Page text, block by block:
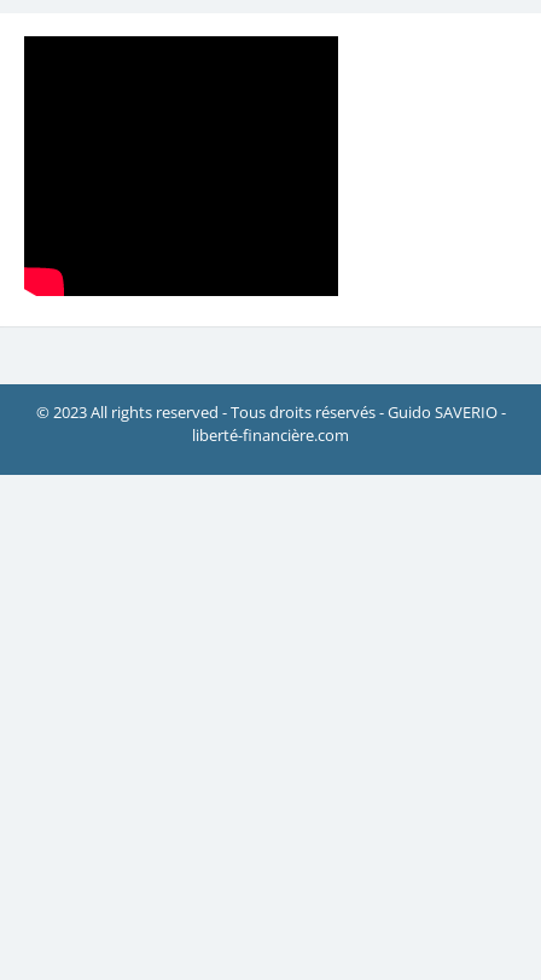
© 2023 All rights reserved - Tous droits réservés - Guido SAVERIO -
liberté-financière.com